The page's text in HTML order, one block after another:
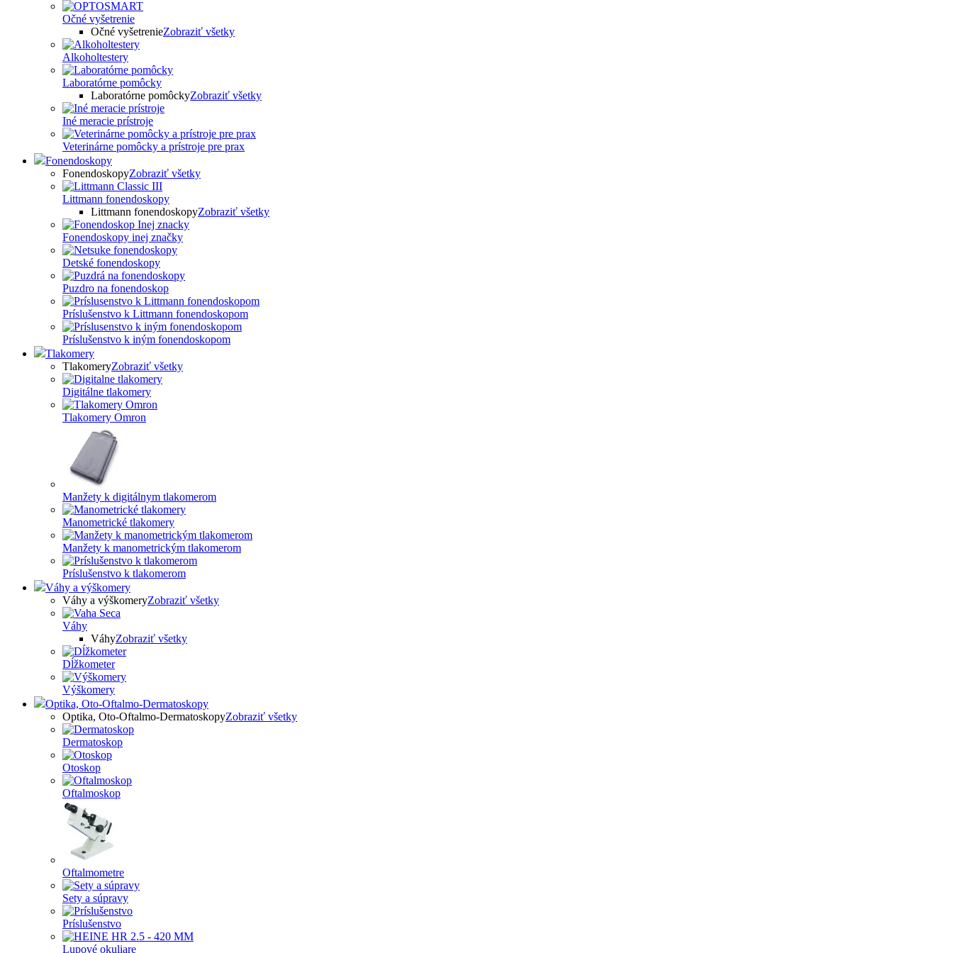
Očné vyšetrenie
Očné vyšetrenieZobraziť všetky
Alkoholtestery
Laboratórne pomôcky
Laboratórne pomôckyZobraziť všetky
Iné meracie prístroje
Veterinárne pomôcky a prístroje pre prax
Fonendoskopy
FonendoskopyZobraziť všetky
Littmann fonendoskopy
Littmann fonendoskopyZobraziť všetky
Fonendoskopy inej značky
Detské fonendoskopy
Puzdro na fonendoskop
Príslušenstvo k Littmann fonendoskopom
Príslušenstvo k iným fonendoskopom
Tlakomery
TlakomeryZobraziť všetky
Digitálne tlakomery
Tlakomery Omron
Manžety k digitálnym tlakomerom
Manometrické tlakomery
Manžety k manometrickým tlakomerom
Príslušenstvo k tlakomerom
Váhy a výškomery
Váhy a výškomeryZobraziť všetky
Váhy
VáhyZobraziť všetky
Dĺžkometer
Výškomery
Optika, Oto-Oftalmo-Dermatoskopy
Optika, Oto-Oftalmo-DermatoskopyZobraziť všetky
Dermatoskop
Otoskop
Oftalmoskop
Oftalmometre
Sety a súpravy
Príslušenstvo
Lupové okuliare